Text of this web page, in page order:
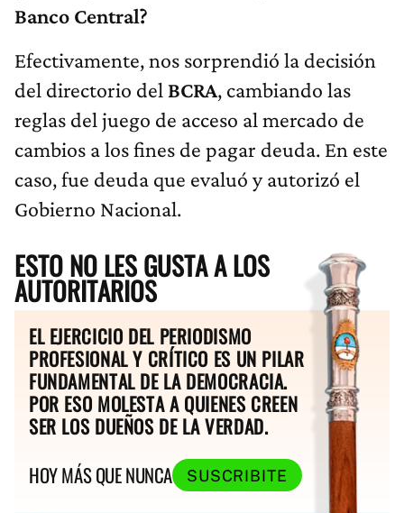
Banco Central?
Efectivamente, nos sorprendió la decisión
del directorio del BCRA, cambiando las
reglas del juego de acceso al mercado de
cambios a los fines de pagar deuda. En este
caso, fue deuda que evaluó y autorizó el
Gobierno Nacional.
ESTO NO LES GUSTA A LOS
AUTORITARIOS
EL EJERCICIO DEL PERIODISMO
PROFESIONAL Y CRÍTICO ES UN PILAR
FUNDAMENTAL DE LA DEMOCRACIA.
POR ESO MOLESTA A QUIENES CREEN
SER LOS DUEÑOS DE LA VERDAD.
HOY MÁS QUE NUNCA
SUSCRIBITE